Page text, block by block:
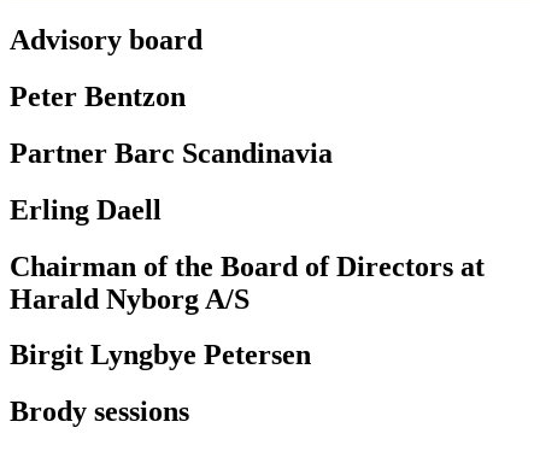
Advisory board
Peter Bentzon
Partner Barc Scandinavia
Erling Daell
Chairman of the Board of Directors at
Harald Nyborg A/S
Birgit Lyngbye Petersen
Brody sessions